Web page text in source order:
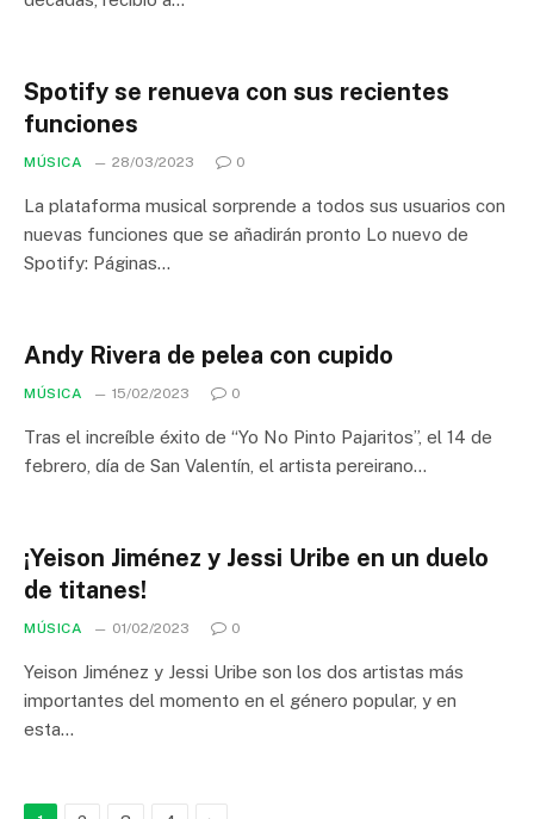
Spotify se renueva con sus recientes
funciones
MÚSICA 28/03/2023 0
La plataforma musical sorprende a todos sus usuarios con
nuevas funciones que se añadirán pronto Lo nuevo de
Spotify: Páginas…
Andy Rivera de pelea con cupido
MÚSICA 15/02/2023 0
Tras el increíble éxito de “Yo No Pinto Pajaritos”, el 14 de
febrero, día de San Valentín, el artista pereirano…
¡Yeison Jiménez y Jessi Uribe en un duelo
de titanes!
MÚSICA 01/02/2023 0
Yeison Jiménez y Jessi Uribe son los dos artistas más
importantes del momento en el género popular, y en
esta…